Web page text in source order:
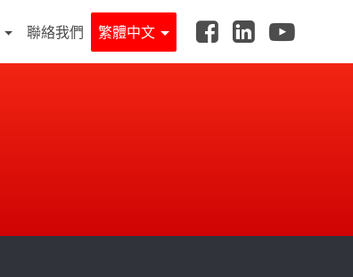
聯絡我們 繁體中文